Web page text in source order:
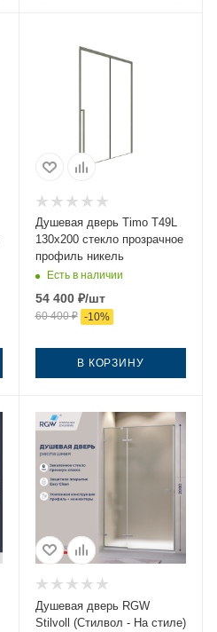
Душевая дверь Timo T49L
130х200 стекло прозрачное
профиль никель
Есть в наличии
54 400₽/шт
60 400₽ -10%
В КОРЗИНУ
Душевая дверь RGW
Stilvoll (Стилвол - На стиле)